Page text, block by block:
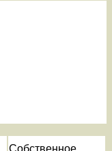
Собственное